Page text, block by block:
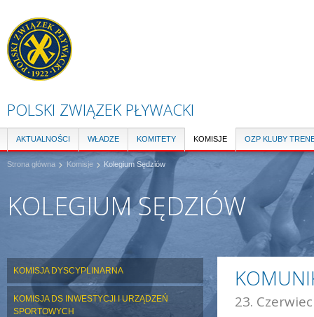
POLSKI ZWIĄZEK PŁYWACKI
AKTUALNOŚCI WŁADZE KOMITETY KOMISJE OZP KLUBY
Strona główna Komisje Kolegium Sędziów
KOLEGIUM SĘDZIÓW
KOMISJA DYSCYPLINARNA
KOMISJA DS INWESTYCJI I URZĄDZEŃ
SPORTOWYCH
23.